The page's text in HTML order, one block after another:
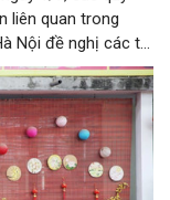
liên quan trong
Nội đề nghị các tổ
vụ lữ hành trên địa
trọng. Qua đó
triển du lịch Hà